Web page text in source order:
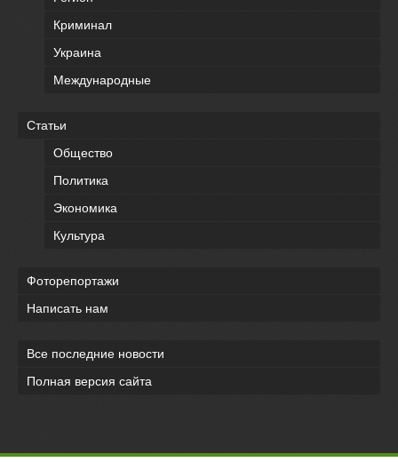
Криминал
Украина
Международные
Статьи
Общество
Политика
Экономика
Культура
Фоторепортажи
Написать нам
Все последние новости
Полная версия сайта